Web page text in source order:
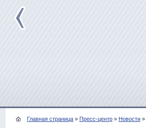
Главная страница » Пресс-центр » Новости »